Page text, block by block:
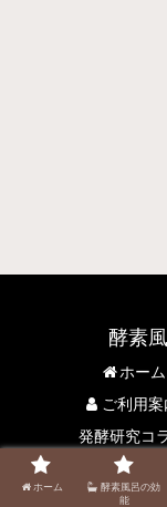
酵素
ホーム
ご利用案
発酵研究コ
©
ホーム
酵素風呂の効
能